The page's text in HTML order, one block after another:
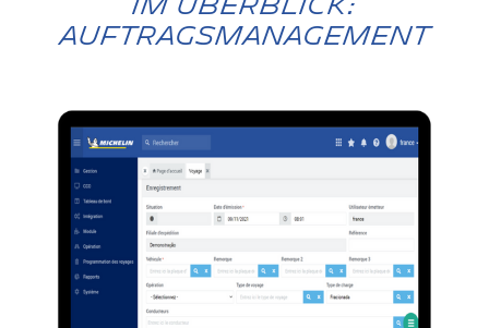
Im Überblick:
Auftragsmanagement